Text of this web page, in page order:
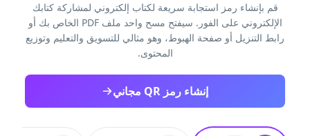
قم بإنشاء رمز استجابة سريعة لكتاب إلكتروني لمشاركة كتابك
الإلكتروني على الفور. سيفتح مسح واحد ملف PDF الخاص بك أو
رابط التنزيل أو صفحة الهبوط، وهو مثالي للتسويق والتعليم وتوزيع
المحتوى.
إنشاء رمز QR مجاني